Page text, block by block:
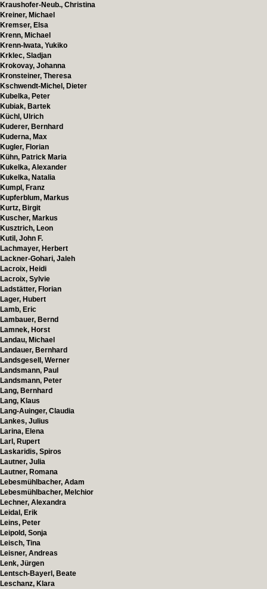
Kraushofer-Neub., Christina
Kreiner, Michael
Kremser, Elsa
Krenn, Michael
Krenn-Iwata, Yukiko
Krklec, Sladjan
Krokovay, Johanna
Kronsteiner, Theresa
Kschwendt-Michel, Dieter
Kubelka, Peter
Kubiak, Bartek
Küchl, Ulrich
Kuderer, Bernhard
Kuderna, Max
Kugler, Florian
Kühn, Patrick Maria
Kukelka, Alexander
Kukelka, Natalia
Kumpl, Franz
Kupferblum, Markus
Kurtz, Birgit
Kuscher, Markus
Kusztrich, Leon
Kutil, John F.
Lachmayer, Herbert
Lackner-Gohari, Jaleh
Lacroix, Heidi
Lacroix, Sylvie
Ladstätter, Florian
Lager, Hubert
Lamb, Eric
Lambauer, Bernd
Lamnek, Horst
Landau, Michael
Landauer, Bernhard
Landsgesell, Werner
Landsmann, Paul
Landsmann, Peter
Lang, Bernhard
Lang, Klaus
Lang-Auinger, Claudia
Lankes, Julius
Larina, Elena
Larl, Rupert
Laskaridis, Spiros
Lautner, Julia
Lautner, Romana
Lebesmühlbacher, Adam
Lebesmühlbacher, Melchior
Lechner, Alexandra
Leidal, Erik
Leins, Peter
Leipold, Sonja
Leisch, Tina
Leisner, Andreas
Lenk, Jürgen
Lentsch-Bayerl, Beate
Leschanz, Klara